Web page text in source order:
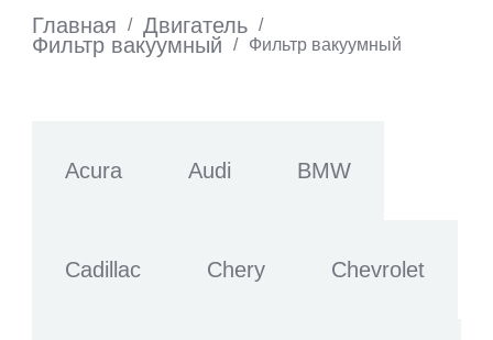
Главная / Двигатель /
Фильтр вакуумный / Фильтр вакуумный
Acura Audi BMW
Cadillac Chery Chevrolet